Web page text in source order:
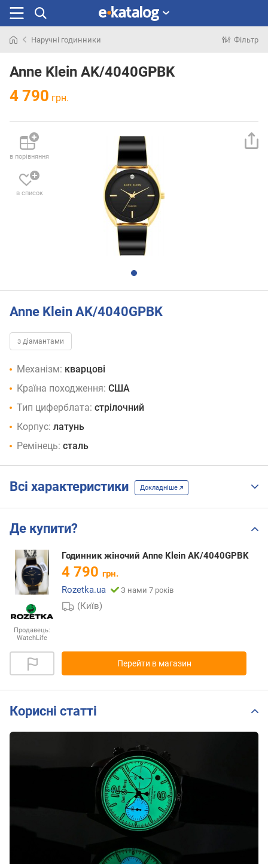
раніше
Наручні годинники Фільтр
Anne Klein AK/4040GPBK
4 790 грн.
в порівняння
в список
Anne Klein AK/4040GPBK
з діамантами
Механізм: кварцові
Країна походження: США
Тип циферблата: стрілочний
Корпус: латунь
Ремінець: сталь
Всі характеристики Докладніше
Де купити?
Продавець:
WatchLife
Годинник жіночий Anne Klein AK/4040GPBK
4 790 грн.
Rozetka.ua
З нами 7 років
(Київ)
Перейти в магазин
Корисні статті